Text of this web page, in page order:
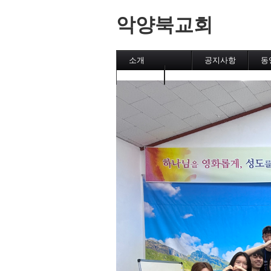
악양북교회
소개
악양북교회
섬김이
직분자와 성도
유초등부
중고등부
집회
후원교회
차량 운행시간표
공지사항
동